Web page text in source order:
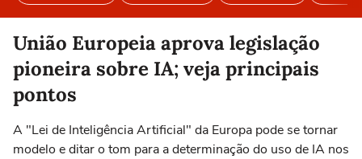
União Europeia aprova legislação
pioneira sobre IA; veja principais
pontos
A "Lei de Inteligência Artificial" da Europa pode se tornar
modelo e ditar o tom para a determinação do uso de IA nos